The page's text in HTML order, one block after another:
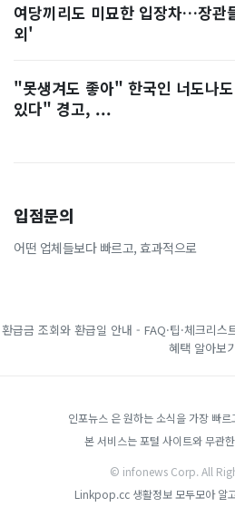
여당끼리도 미묘한 입장차…장관
외'
"못생겨도 좋아" 한국인 너도나
있다" 경고, ...
입점문의
어떤 업체들보다 빠르고, 효과적으로
환급금 조회와 환급일 안내 - FAQ·팁·체크리스
혜택 알아보
인포뉴스 은 원하는 소식을 가장 빠
본 서비스는 포털 사이트와 무관
© infonews Corp. All
Linkpop.cc 생활정보 모두모아 알